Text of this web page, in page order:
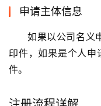
申请主体信息
如果以公司名义
印件，如果是个人申
件。